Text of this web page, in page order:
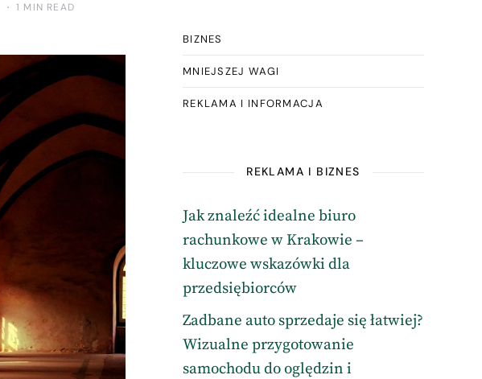
1 MIN READ
BIZNES
MNIEJSZEJ WAGI
REKLAMA I INFORMACJA
REKLAMA I BIZNES
Jak znaleźć idealne biuro
rachunkowe w Krakowie –
kluczowe wskazówki dla
przedsiębiorców
Zadbane auto sprzedaje się łatwiej?
Wizualne przygotowanie
samochodu do oględzin i